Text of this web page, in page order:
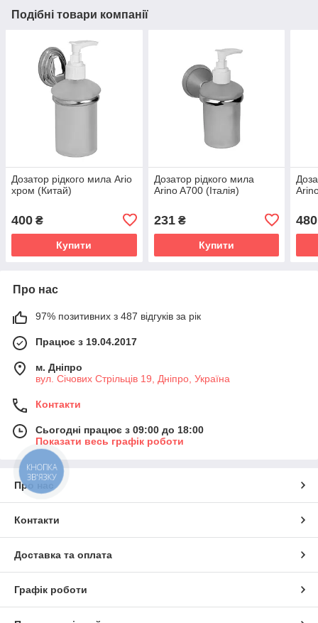
Подібні товари компанії
Дозатор рідкого мила Ario
хром (Китай)
400 ₴
Купити
Дозатор рідкого мила
Arino A700 (Італія)
231₴
Купити
480
Про нас
97% позитивних з 487 відгуків за рік
Працює з 19.04.2017
м. Дніпро
вул. Січових Стрільців 19, Дніпро, Україна
Контакти
Сьогодні працює з 09:00 до 18:00
Показати весь графік роботи
Про нас
Контакти
Доставка та оплата
Графік роботи
КНОПКА
ЗВ'ЯЗКУ